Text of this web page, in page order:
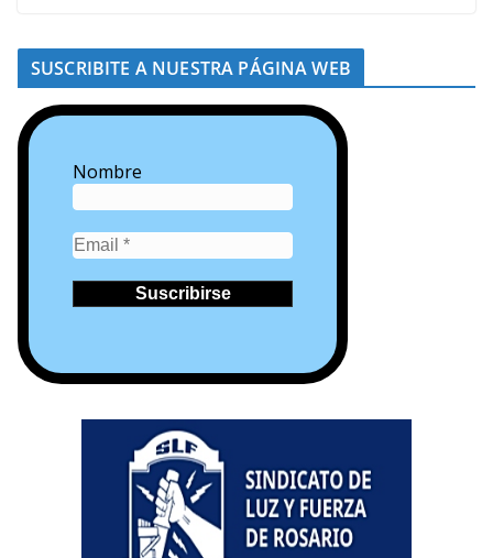
SUSCRIBITE A NUESTRA PÁGINA WEB
Nombre